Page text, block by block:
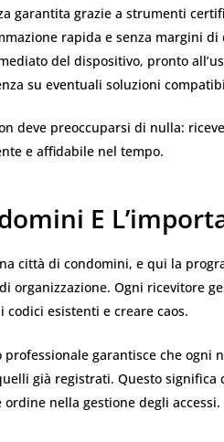
garantita grazie a strumenti
rapida e senza margini di
del dispositivo, pronto
su eventuali soluzioni
deve preoccuparsi di nulla:
e affidabile nel tempo.
E
città di condomini, e qui la
organizzazione. Ogni ricevitore
codici esistenti e creare caos.
professionale garantisce che ogni
già registrati. Questo
nella gestione degli accessi.